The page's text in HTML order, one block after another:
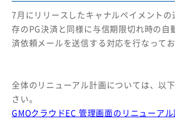
7月にリリースしたキャナルペイメント
存のPG決済と同様に与信期限切れ時の自
済依頼メールを送信する対応を行なってお
全体のリニューアル計画については、以
さい。
GMOクラウドEC 管理画面のリニューア